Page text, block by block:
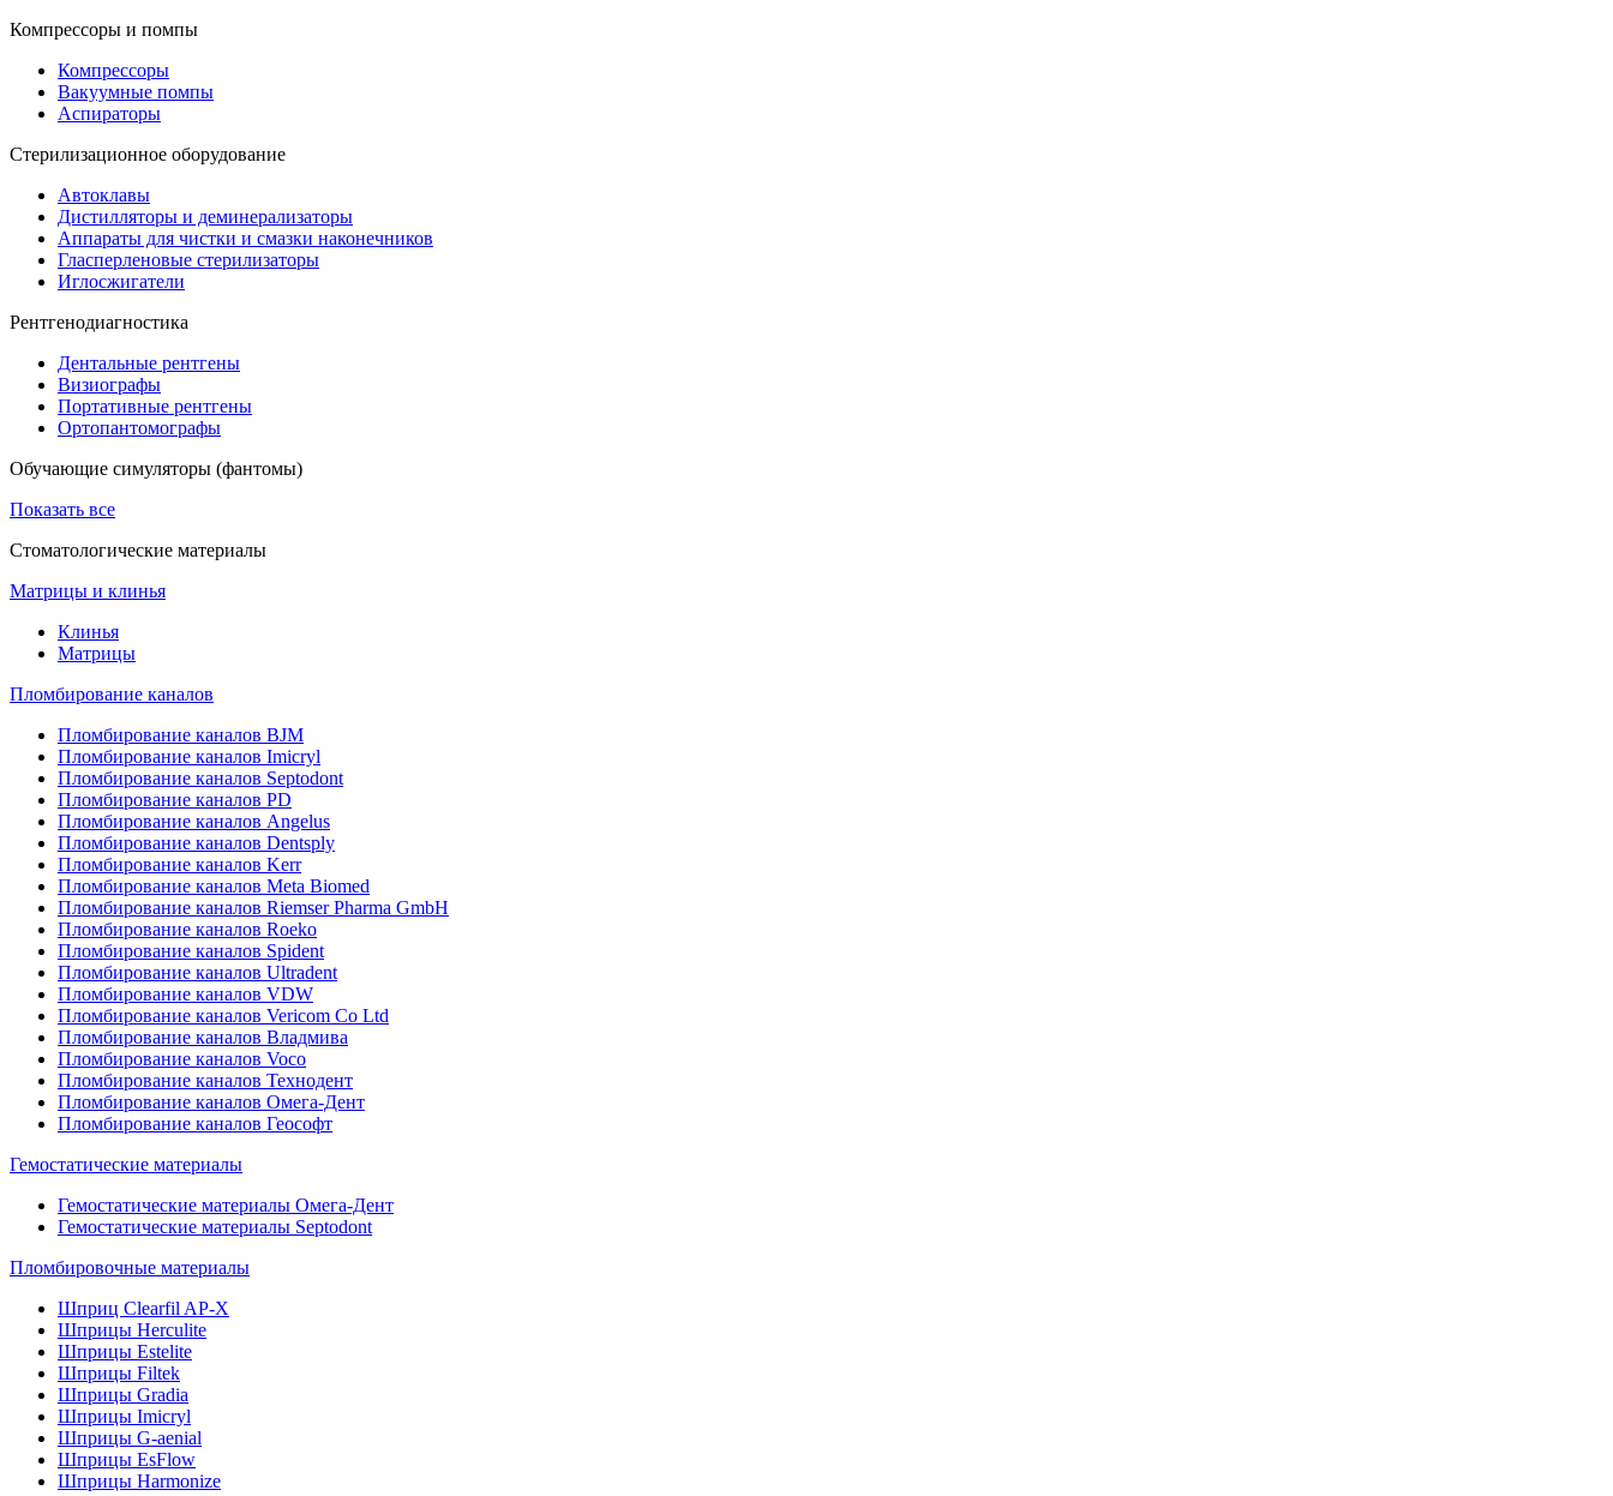
Компрессоры и помпы
Компрессоры
Вакуумные помпы
Аспираторы
Стерилизационное оборудование
Автоклавы
Дистилляторы и деминерализаторы
Аппараты для чистки и смазки наконечников
Гласперленовые стерилизаторы
Иглосжигатели
Рентгенодиагностика
Дентальные рентгены
Визиографы
Портативные рентгены
Ортопантомографы
Обучающие симуляторы (фантомы)
Показать все
Стоматологические материалы
Матрицы и клинья
Клинья
Матрицы
Пломбирование каналов
Пломбирование каналов BJM
Пломбирование каналов Imicryl
Пломбирование каналов Septodont
Пломбирование каналов PD
Пломбирование каналов Angelus
Пломбирование каналов Dentsply
Пломбирование каналов Kerr
Пломбирование каналов Meta Biomed
Пломбирование каналов Riemser Pharma GmbH
Пломбирование каналов Roeko
Пломбирование каналов Spident
Пломбирование каналов Ultradent
Пломбирование каналов VDW
Пломбирование каналов Vericom Co Ltd
Пломбирование каналов Владмива
Пломбирование каналов Voco
Пломбирование каналов Технодент
Пломбирование каналов Омега-Дент
Пломбирование каналов Геософт
Гемостатические материалы
Гемостатические материалы Омега-Дент
Гемостатические материалы Septodont
Пломбировочные материалы
Шприц Clearfil AP-X
Шприцы Herculite
Шприцы Estelite
Шприцы Filtek
Шприцы Gradia
Шприцы Imicryl
Шприцы G-aenial
Шприцы EsFlow
Шприцы Harmonize